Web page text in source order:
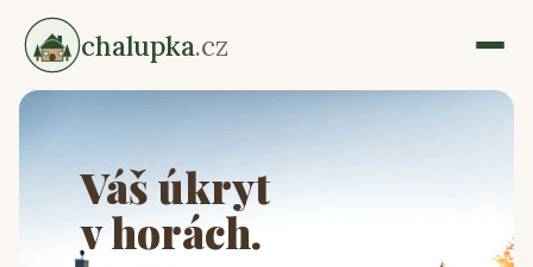
chalupka.cz
Váš úkryt
v horách.